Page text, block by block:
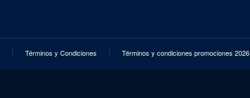
Términos y Condiciones Términos y condiciones promociones 2026